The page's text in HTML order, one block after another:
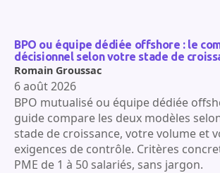
BPO ou équipe dédiée offshore : le
décisionnel selon votre stade de
BPO mutualisé ou équipe dédiée
guide compare les deux modèles
stade de croissance, votre volume et
exigences de contrôle. Critères
PME de 1 à 50 salariés, sans jargon.
Romain Groussac
6 août 2026